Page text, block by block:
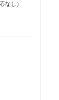
なし）